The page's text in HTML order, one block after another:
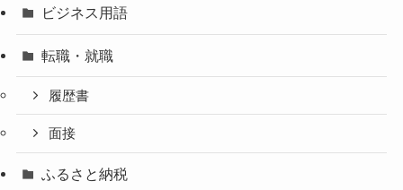
ビジネス用語
転職・就職
履歴書
面接
ふるさと納税